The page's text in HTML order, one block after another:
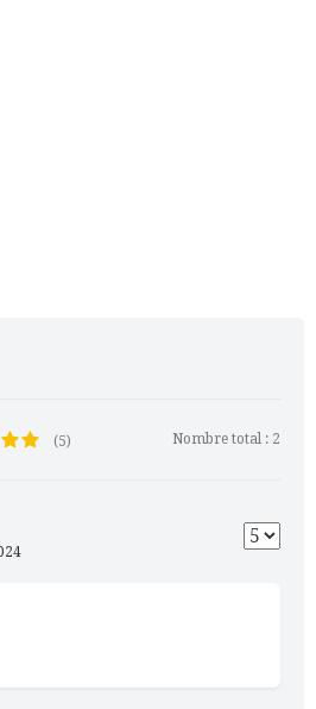
(5) Nombre total : 2